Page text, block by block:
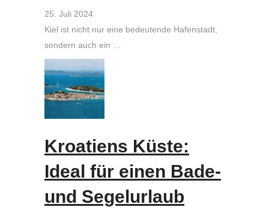
25. Juli 2024
Kiel ist nicht nur eine bedeutende Hafenstadt,
sondern auch ein …
Kroatiens Küste:
Ideal für einen Bade-
und Segelurlaub